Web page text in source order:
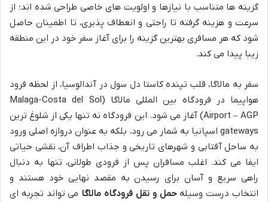
گزینه ها متناسب با نیازها و اولویت های خاصی طراحی شده اند؛ از
سرعت و هزینه گرفته تا راحتی و انعطاف پذیری، تا اطمینان حاصل
شود که هر مسافری بهترین گزینه را برای آغاز سفر خود در این منطقه
زیبا پیدا می کند.
سفر به مالاگا، قلب تپنده کاستا دل سول در آندالوسیا، از لحظه فرود
هواپیما در فرودگاه بین المللی مالاگا (Malaga-Costa del Sol
Airport – AGP) آغاز می شود. این فرودگاه نه تنها یکی از شلوغ ترین
gateways اسپانیا به شمار می رود، بلکه به عنوان دروازه اصلی ورود
به ساحل آفتابی و شهرهای تاریخی و جذاب اطراف آن، نقشی حیاتی
ایفا می کند. اغلب مسافران پس از فرودی طولانی، تنها به دنبال
راهی سریع و آسان برای رسیدن به مقصد نهایی خود هستند و
انتخاب درست وسیلهحمل و نقل فرودگاه مالاگا می تواند تجربه ای